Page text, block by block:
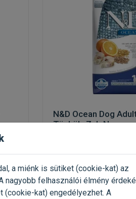
N&D Ocean Dog
Tönköly Zab Narancs
Kiszerelés: 12kg / Zsák
Gyártó:N&D
a miénk is sütiket (cookie-kat) az
nagyobb felhasználói élmény
(cookie-kat) engedélyezhet. A